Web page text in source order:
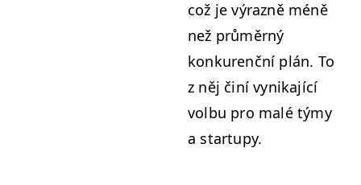
což je výrazně méně
než průměrný
konkurenční plán. To
z něj činí vynika­jící
vol­bu pro malé týmy
a startupy.